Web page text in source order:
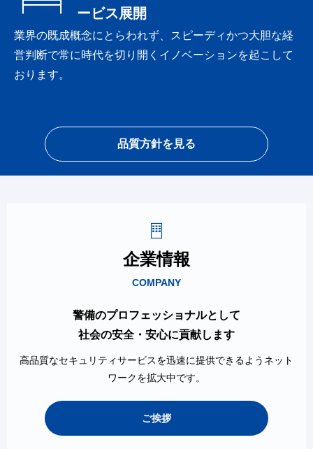
ービス展開
業界の既成概念にとらわれず、スピーディかつ大胆な経
営判断で常に時代を切り開くイノベーションを起こして
おります。
品質方針を見る
企業情報
COMPANY
警備のプロフェッショナルとして
社会の安全・安心に貢献します
高品質なセキュリティサービスを迅速に提供できるようネット
ワークを拡大中です。
ご挨拶